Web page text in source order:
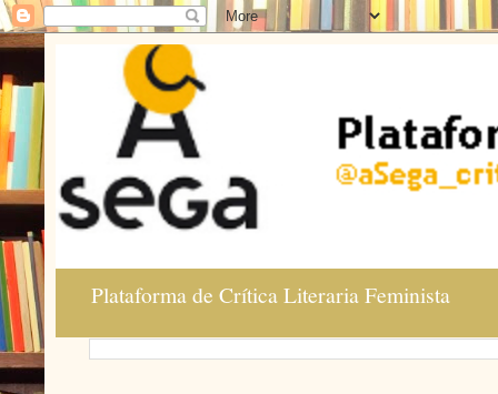
Plataforma de Crítica Literaria Feminista